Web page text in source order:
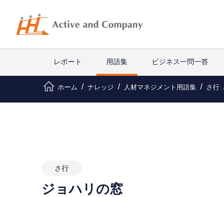
レポート 用語集 ビジネス一問一答
ホーム ナレッジ 人材マネジメント用語集 さ行
さ行
ジョハリの窓